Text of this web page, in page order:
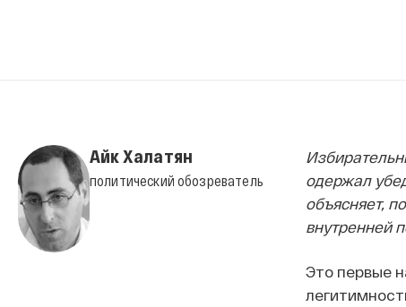
Айк Халатян
политический обозреватель
одержал
объясняет,
внутренней
Это первые